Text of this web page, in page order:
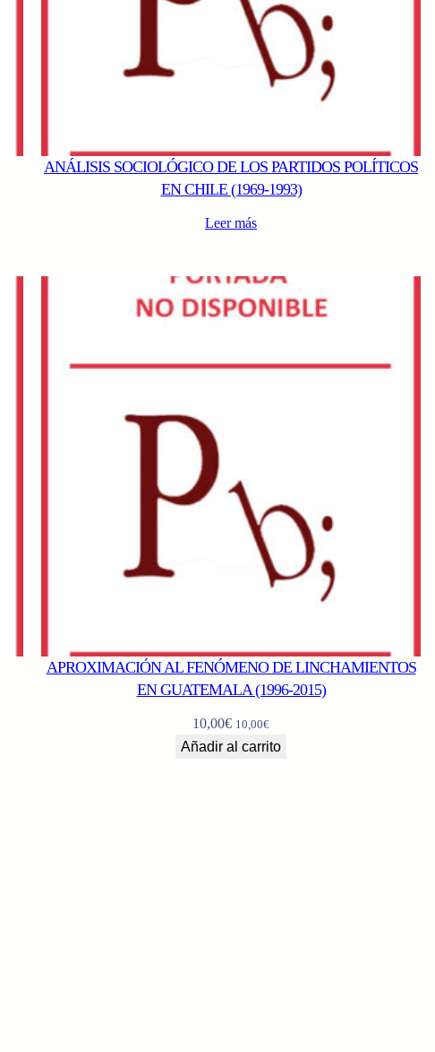
ANÁLISIS SOCIOLÓGICO DE LOS PARTIDOS POLÍTICOS
EN CHILE (1969-1993)
Leer más
APROXIMACIÓN AL FENÓMENO DE LINCHAMIENTOS
EN GUATEMALA (1996-2015)
10,00€ 10,00€
Añadir al carrito